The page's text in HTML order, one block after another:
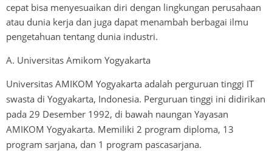
cepat bisa menyesuaikan diri dengan lingkungan perusahaan
atau dunia kerja dan juga dapat menambah berbagai ilmu
pengetahuan tentang dunia industri.
A. Universitas Amikom Yogyakarta
Universitas AMIKOM Yogyakarta adalah perguruan tinggi IT
swasta di Yogyakarta, Indonesia. Perguruan tinggi ini didirikan
pada 29 Desember 1992, di bawah naungan Yayasan
AMIKOM Yogyakarta. Memiliki 2 program diploma, 13
program sarjana, dan 1 program pascasarjana.